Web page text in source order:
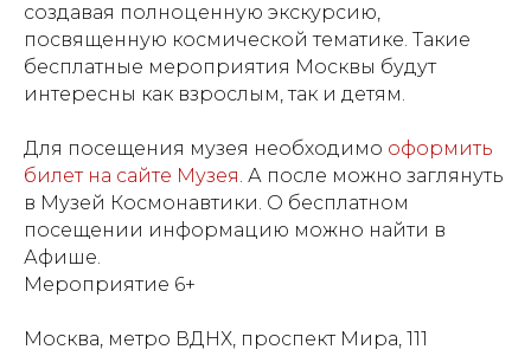
создавая полноценную экскурсию,
посвященную космической тематике. Такие
бесплатные мероприятия Москвы будут
интересны как взрослым, так и детям.
Для посещения музея необходимо оформить
билет на сайте Музея. А после можно заглянуть
в Музей Космонавтики. О бесплатном
посещении информацию можно найти в
Афише.
Мероприятие 6+
Москва, метро ВДНХ, проспект Мира, 111